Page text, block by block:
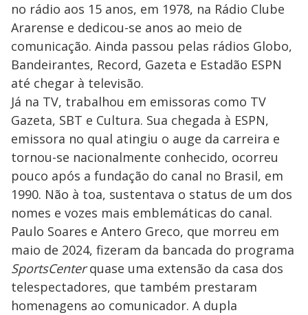
no rádio aos 15 anos, em 1978, na Rádio Clube
Ararense e dedicou-se anos ao meio de
comunicação. Ainda passou pelas rádios Globo,
Bandeirantes, Record, Gazeta e Estadão ESPN
até chegar à televisão.
Já na TV, trabalhou em emissoras como TV
Gazeta, SBT e Cultura. Sua chegada à ESPN,
emissora no qual atingiu o auge da carreira e
tornou-se nacionalmente conhecido, ocorreu
pouco após a fundação do canal no Brasil, em
1990. Não à toa, sustentava o status de um dos
nomes e vozes mais emblemáticas do canal.
Paulo Soares e Antero Greco, que morreu em
maio de 2024, fizeram da bancada do programa
SportsCenterquase uma extensão da casa dos
telespectadores, que também prestaram
homenagens ao comunicador. A dupla